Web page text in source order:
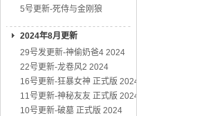
5号更新-死侍与金刚狼
2024年8月更新
29号发更新-神偷奶爸4 2024
22号更新-龙卷风2 2024
16号更新-狂暴女神 正式版 2024
11号更新-神秘友友 正式版 2024
10号更新-破墓 正式版 2024